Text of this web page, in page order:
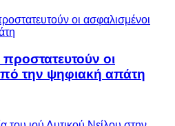
οι
την ψηφιακή απάτη